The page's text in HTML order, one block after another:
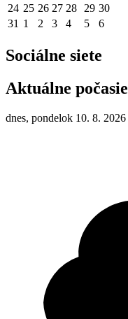
24 25 26 27 28 29 30
31 1 2 3 4 5 6
Sociálne siete
Aktuálne počasie
dnes, pondelok 10. 8. 2026